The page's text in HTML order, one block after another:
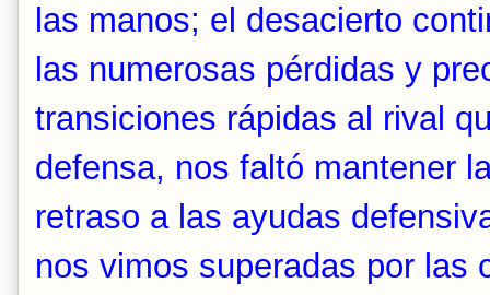
las manos; el desacierto
las numerosas pérdidas y
transiciones rápidas al rival
defensa, nos faltó mantener
retraso a las ayudas
nos vimos superadas por las